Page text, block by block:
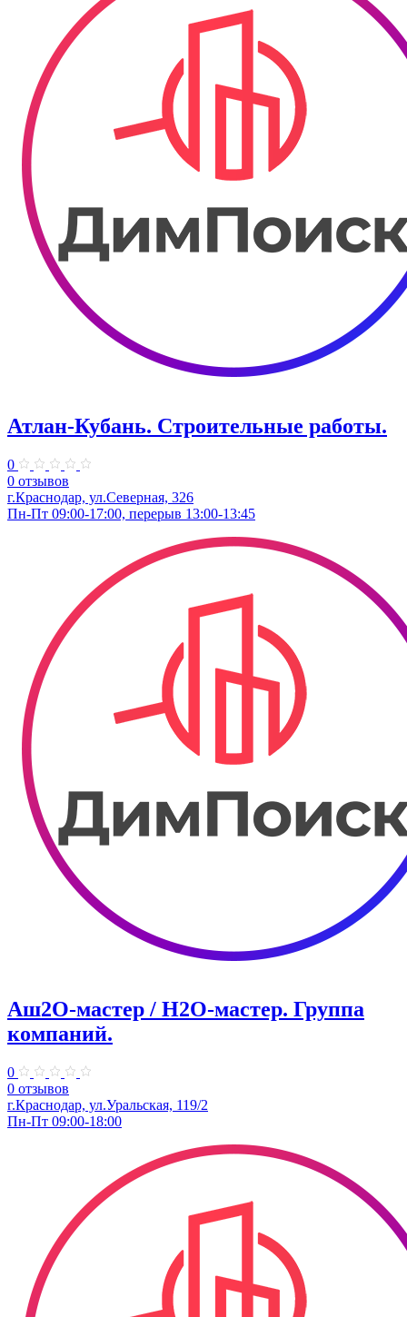
Атлан-Кубань. Строительные работы.
0
0 отзывов
г.Краснодар, ул.Северная, 326
Пн-Пт 09:00-17:00, перерыв 13:00-13:45
Аш2О-мастер / H2O-мастер. Группа
компаний.
0
0 отзывов
г.Краснодар, ул.Уральская, 119/2
Пн-Пт 09:00-18:00